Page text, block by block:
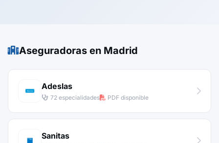
Aseguradoras en Madrid
Adeslas
72 especialidades PDF disponible
Sanitas